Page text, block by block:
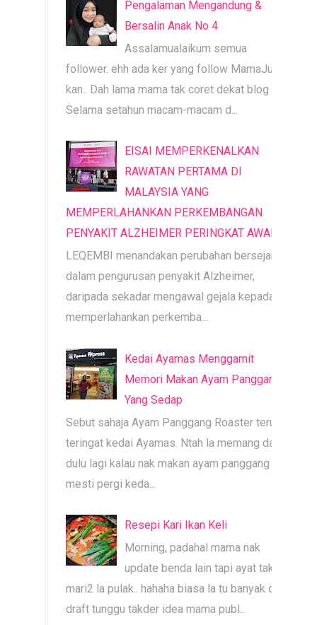
Pengalaman Mengandung &
Bersalin Anak No 4
Assalamualaikum semua
follower. ehh ada ker yang follow MamaJue ni
kan.. Dah lama mama tak coret dekat blog ni.
Selama setahun macam-macam d...
EISAI MEMPERKENALKAN
RAWATAN PERTAMA DI
MALAYSIA YANG
MEMPERLAHANKAN PERKEMBANGAN
PENYAKIT ALZHEIMER PERINGKAT AWAL
LEQEMBI menandakan perubahan bersejarah
dalam pengurusan penyakit Alzheimer,
daripada sekadar mengawal gejala kepada
memperlahankan perkemba...
Kedai Ayamas Menggamit
Memori Makan Ayam Panggang
Yang Sedap
Sebut sahaja Ayam Panggang Roaster terus
teringat kedai Ayamas. Ntah la memang dari
dulu lagi kalau nak makan ayam panggang
mesti pergi keda...
Resepi Kari Ikan Keli
Morning, padahal mama nak
update benda lain tapi ayat tak
mari2 la pulak.. hahaha biasa la tu banyak dah
draft tunggu takder idea mama publ...